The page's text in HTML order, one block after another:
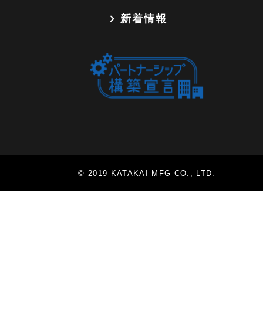
新着情報
© 2019 KATAKAI MFG CO., LTD.